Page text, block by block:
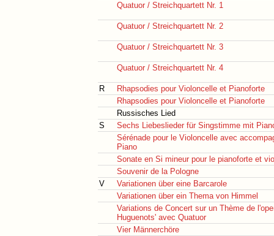
Quatuor / Streichquartett Nr. 1
Quatuor / Streichquartett Nr. 2
Quatuor / Streichquartett Nr. 3
Quatuor / Streichquartett Nr. 4
R
Rhapsodies pour Violoncelle et Pianoforte
Rhapsodies pour Violoncelle et Pianoforte
Russisches Lied
S
Sechs Liebeslieder für Singstimme mit
Sérénade pour le Violoncelle avec
Piano
Sonate en Si mineur pour le pianoforte et
Souvenir de la Pologne
V
Variationen über eine Barcarole
Variationen über ein Thema von Himmel
Variations de Concert sur un Thème de
Huguenots' avec Quatuor
Vier Männerchöre